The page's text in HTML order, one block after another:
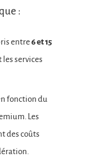
:
entre6 et 15
les services
fonction du
Les
des coûts